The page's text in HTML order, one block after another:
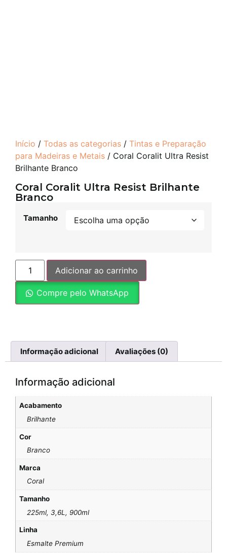
Início / Todas as categorias / Tintas e Preparação
para Madeiras e Metais / Coral Coralit Ultra Resist
Brilhante Branco
Coral Coralit Ultra Resist Brilhante
Branco
Tamanho
Adicionar ao carrinho
Compre pelo WhatsApp
Informação adicional Avaliações (0)
Informação adicional
Acabamento
Brilhante
Cor
Branco
Marca
Coral
Tamanho
225ml, 3,6L, 900ml
Linha
Esmalte Premium